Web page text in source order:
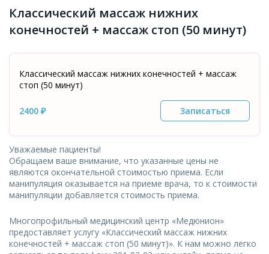
Классический массаж нижних
конечностей + массаж стоп (50 минут)
Классический массаж нижних конечностей + массаж
стоп (50 минут)
2400 ₽ Записаться
Уважаемые пациенты!
Обращаем ваше внимание, что указанные цены не
являются окончательной стоимостью приема. Если
манипуляция оказывается на приеме врача, то к стоимости
манипуляции добавляется стоимость приема.
Многопрофильный медицинский центр «Медюнион»
предоставляет услугу «Классический массаж нижних
конечностей + массаж стоп (50 минут)». К нам можно легко